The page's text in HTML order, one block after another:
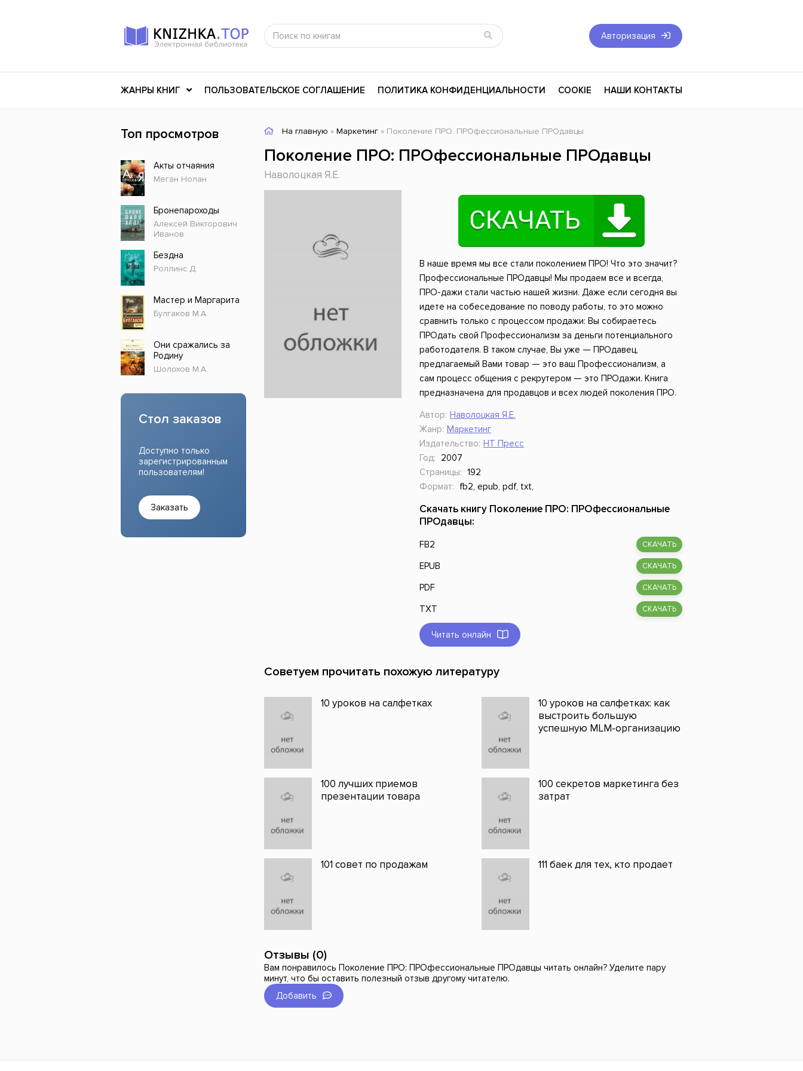
Авторизация
ЖАНРЫ КНИГ
Российское искусство
Детективы
Детские книги
История
Разное
Прочие издания
Научная литература
Научные издания
Современная проза
История России
Юмор и сатира
Философия
Эзотерика
Экономика
ПОЛЬЗОВАТЕЛЬСКОЕ СОГЛАШЕНИЕ ПОЛИТИКА КОНФИДЕНЦИАЛЬНОСТИ COOKIE НАШИ КОНТАКТЫ
На главную » Маркетинг » Поколение ПРО: ПРОфессиональные ПРОдавцы
Поколение ПРО: ПРОфессиональные ПРОдавцы
Наволоцкая Я.Е.
В наше время мы все стали поколением ПРО! Что это значит?
Профессиональные ПРОдавцы! Мы продаем все и всегда,
ПРО-дажи стали частью нашей жизни. Даже если сегодня вы
идете на собеседование по поводу работы, то это можно
сравнить только с процессом продажи: Вы собираетесь
ПРОдать свой Профессионализм за деньги потенциального
работодателя. В таком случае, Вы уже — ПРОдавец,
предлагаемый Вами товар — это ваш Профессионализм, а
сам процесс общения с рекрутером — это ПРОдажи. Книга
предназначена для продавцов и всех людей поколения ПРО.
Автор: Наволоцкая Я.Е.
Жанр: Маркетинг
Издательство: НТ Пресс
Год:
2007
Страницы: 192
Формат:
fb2, epub, pdf, txt,
Скачать книгу Поколение ПРО: ПРОфессиональные
ПРОдавцы:
FB2 СКАЧАТЬ
EPUB СКАЧАТЬ
PDF СКАЧАТЬ
TXT СКАЧАТЬ
Читать онлайн
Советуем прочитать похожую литературу
10 уроков на салфетках
10 уроков на салфетках: как
выстроить большую
успешную MLM-организацию
100 лучших приемов
презентации товара
100 секретов маркетинга без
затрат
101 совет по продажам 111 баек для тех, кто продает
Отзывы (0)
Вам понравилось Поколение ПРО: ПРОфессиональные ПРОдавцы читать онлайн? Уделите пару
минут, что бы оставить полезный отзыв другому читателю.
Добавить
Топ просмотров
Акты отчаяния
Меган Нолан
Бронепароходы
Алексей Викторович
Иванов
Бездна
Роллинс Д.
Мастер и Маргарита
Булгаков М.А.
Они сражались за
Родину
Шолохов М.А.
Стол заказов
Доступно только
зарегистрированным
пользователям!
Заказать